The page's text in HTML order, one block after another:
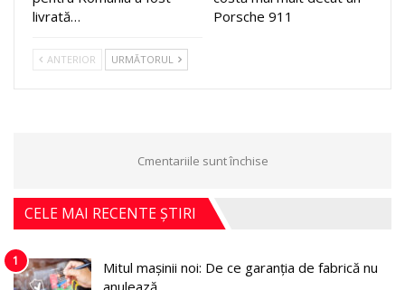
livrată…
Porsche 911
ANTERIOR URMĂTORUL
Cmentariile sunt închise
CELE MAI RECENTE ȘTIRI
1
Mitul mașinii noi: De ce garanția de fabrică nu
anulează…